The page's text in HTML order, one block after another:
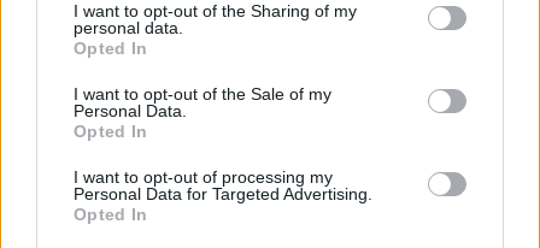
I want to opt-out of the Sharing of my
personal data.
Opted In
I want to opt-out of the Sale of my
Personal Data.
Opted In
I want to opt-out of processing my
Personal Data for Targeted Advertising.
Opted In
Día Mundial de la Sepsis
13 de septiembre de 2026 Día Mundial de la
8 de septiembre